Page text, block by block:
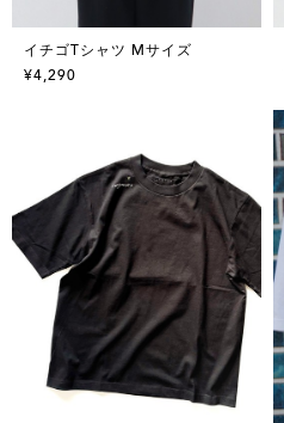
イチゴTシャツ Mサイズ
¥4,290